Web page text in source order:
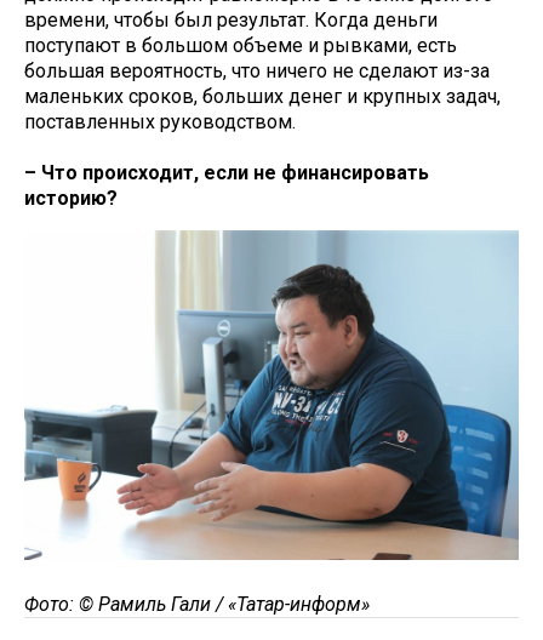
времени, чтобы был результат. Когда деньги
поступают в большом объеме и рывками, есть
большая вероятность, что ничего не сделают из-за
маленьких сроков, больших денег и крупных задач,
поставленных руководством.
– Что происходит, если не финансировать
историю?
Фото: © Рамиль Гали / «Татар-информ»